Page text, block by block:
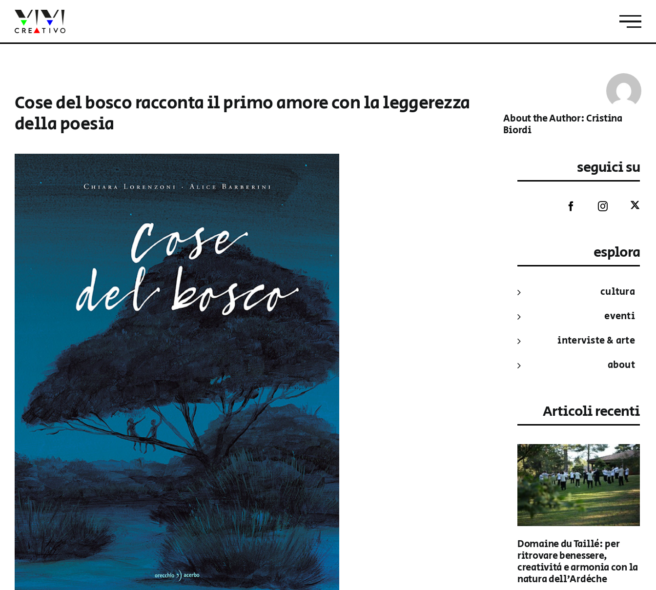
contenuto
Cose del bosco racconta il primo amore con la leggerezza
della poesia
About the Author:Cristina
Biordi
seguici su
esplora
cultura
eventi
interviste & arte
about
Articoli recenti
Domaine du Taillé: per
ritrovare benessere,
creatività e armonia con la
natura dell’Ardèche